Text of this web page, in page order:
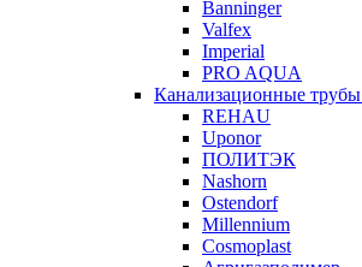
Banninger
Valfex
Imperial
PRO AQUA
Канализационные трубы
REHAU
Uponor
ПОЛИТЭК
Nashorn
Ostendorf
Millennium
Cosmoplast